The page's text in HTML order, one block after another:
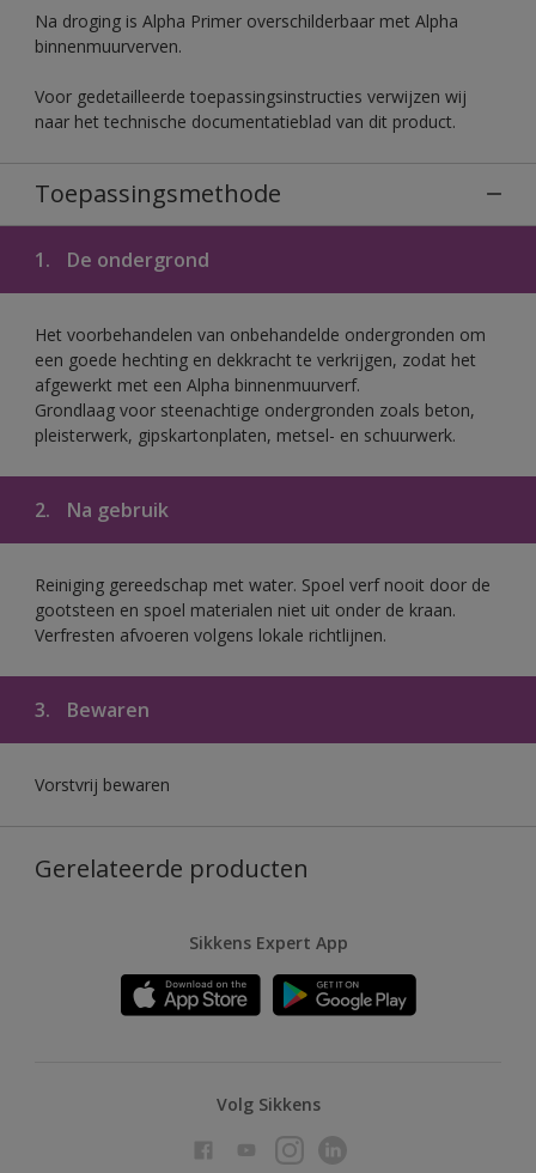
Na droging is Alpha Primer overschilderbaar met Alpha
binnenmuurverven.
Voor gedetailleerde toepassingsinstructies verwijzen wij
naar het technische documentatieblad van dit product.
Toepassingsmethode
1. De ondergrond
Het voorbehandelen van onbehandelde ondergronden om
een goede hechting en dekkracht te verkrijgen, zodat het
afgewerkt met een Alpha binnenmuurverf.
Grondlaag voor steenachtige ondergronden zoals beton,
pleisterwerk, gipskartonplaten, metsel- en schuurwerk.
2. Na gebruik
Reiniging gereedschap met water. Spoel verf nooit door de
gootsteen en spoel materialen niet uit onder de kraan.
Verfresten afvoeren volgens lokale richtlijnen.
3. Bewaren
Vorstvrij bewaren
Gerelateerde producten
Sikkens Expert App
Volg Sikkens